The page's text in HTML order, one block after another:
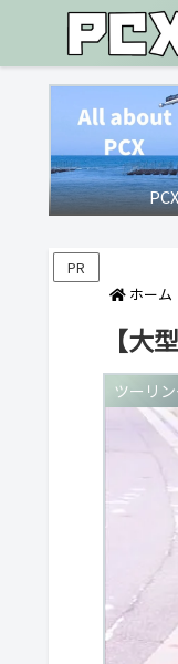
PR
ホーム
【大
ツーリ